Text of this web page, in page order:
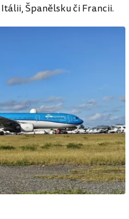
Španělsku či Francii.